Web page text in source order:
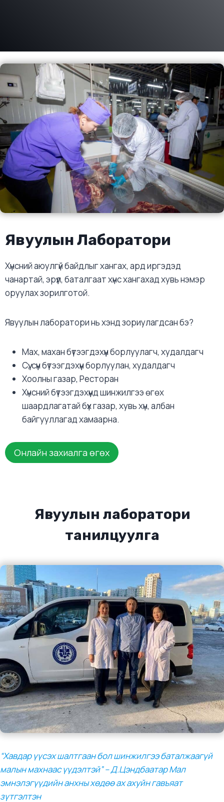
Явуулын Лаборатори
Хүнсний аюулгүй байдлыг хангах, ард иргэдэд
чанартай, эрүүл, баталгаат хүнс хангахад хувь нэмэр
оруулах зорилготой.
Явуулын лаборатори нь хэнд зориулагдсан бэ?
Мах, махан бүтээгдэхүүн борлуулагч, худалдагч
Сүү, сүүн бүтээгдэхүүн борлуулан, худалдагч
Хоолны газар, Ресторан
Хүнсний бүтээгдэхүүнд шинжилгээ өгөх
шаардлагатай бүх газар, хувь хүн, албан
байгууллагад хамаарна.
Онлайн захиалга өгөх
Явуулын лаборатори
танилцуулга
“Хавдар үүсэх шалтгаан бол шинжилгээ баталжаагүй
малын махнаас үүдэлтэй” – Д.Цэндбаатар Мал
эмнэлэгүүдийн анхны хөдөө ах ахуйн гавъяат
зүтгэлтэн